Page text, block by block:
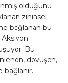
olduğunu
zihinsel
bağlanan bu
Bu
dövüşen,
bağlanır.